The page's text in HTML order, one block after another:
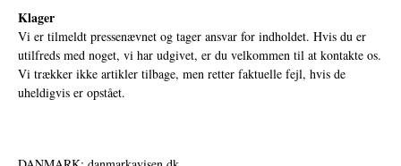
Klager
Vi er tilmeldt pressenævnet og tager ansvar for indholdet. Hvis du er
utilfreds med noget, vi har udgivet, er du velkommen til at kontakte os.
Vi trækker ikke artikler tilbage, men retter faktuelle fejl, hvis de
uheldigvis er opstået.